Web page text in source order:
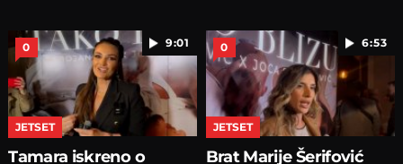
9:01
0
JETSET
Tamara iskreno o
6:53
0
JETSET
Brat Marije Šerifović